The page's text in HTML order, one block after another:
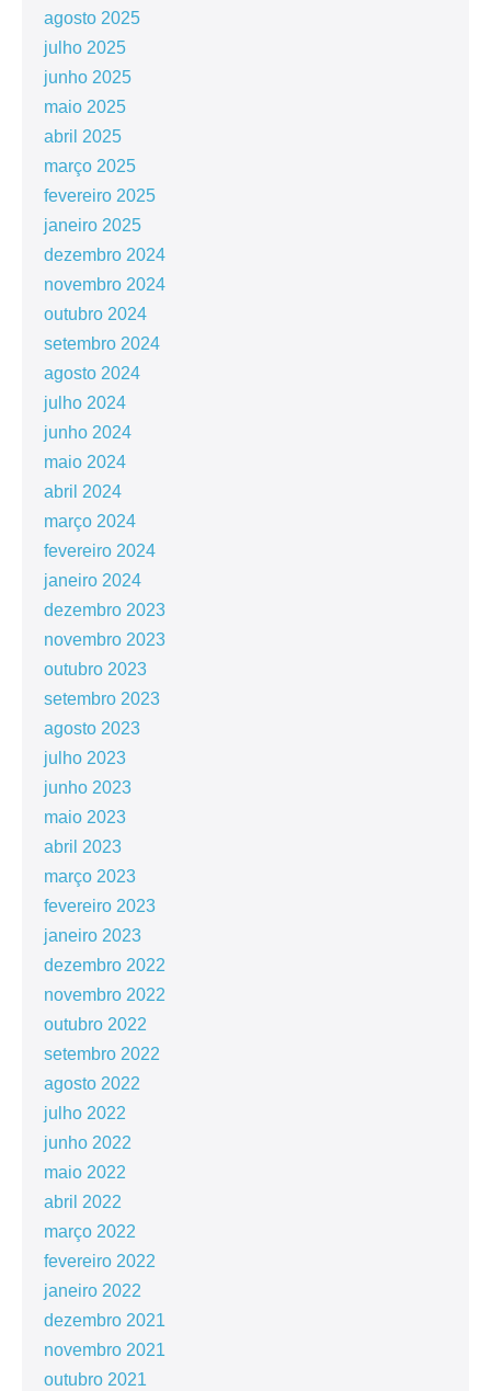
agosto 2025
julho 2025
junho 2025
maio 2025
abril 2025
março 2025
fevereiro 2025
janeiro 2025
dezembro 2024
novembro 2024
outubro 2024
setembro 2024
agosto 2024
julho 2024
junho 2024
maio 2024
abril 2024
março 2024
fevereiro 2024
janeiro 2024
dezembro 2023
novembro 2023
outubro 2023
setembro 2023
agosto 2023
julho 2023
junho 2023
maio 2023
abril 2023
março 2023
fevereiro 2023
janeiro 2023
dezembro 2022
novembro 2022
outubro 2022
setembro 2022
agosto 2022
julho 2022
junho 2022
maio 2022
abril 2022
março 2022
fevereiro 2022
janeiro 2022
dezembro 2021
novembro 2021
outubro 2021